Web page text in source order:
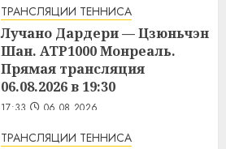
ТРАНСЛЯЦИИ ТЕННИСА
Лучано Дардери — Цзюньчэн
Шан. ATP1000 Монреаль.
Прямая трансляция
06.08.2026 в 19:30
17:33 06.08.2026
ТРАНСЛЯЦИИ ТЕННИСА